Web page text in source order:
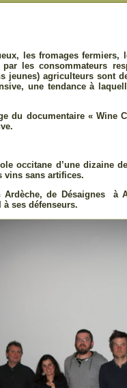
les fromages
les consommateurs
jeunes) agriculteurs sont
une tendance à
du documentaire « Wine
occitane d’une dizaine
vins sans artifices.
de Désaignes à
ses défenseurs.